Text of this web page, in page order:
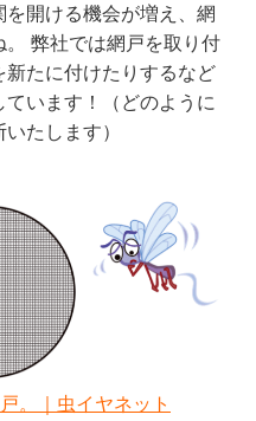
開ける機会が増え、網
弊社では網戸を取り付
たに付けたりするなど
います！（どのように
たします）
。｜虫イヤネット